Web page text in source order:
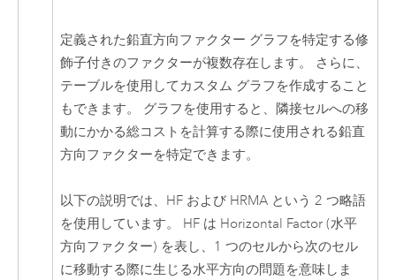
定義された鉛直方向ファクター グラフを特定する修
飾子付きのファクターが複数存在します。 さらに、
テーブルを使用してカスタム グラフを作成すること
もできます。 グラフを使用すると、隣接セルへの移
動にかかる総コストを計算する際に使用される鉛直
方向ファクターを特定できます。
以下の説明では、HF および HRMA という 2 つ略語
を使用しています。 HF は Horizontal Factor (水平
方向ファクター) を表し、1 つのセルから次のセル
に移動する際に生じる水平方向の問題を意味しま